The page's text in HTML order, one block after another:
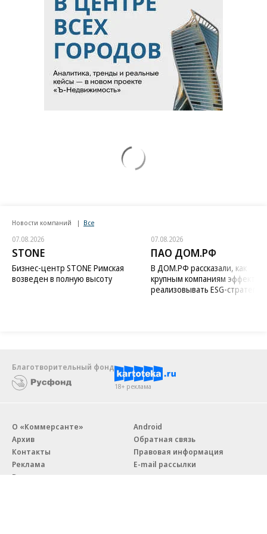
Новости компаний Все
07.08.2026
STONE
Бизнес-центр STONE Римская
возведен в полную высоту
07.08.2026
ПАО ДОМ.РФ
В ДОМ.РФ рассказали, как
крупным компаниям
реализовывать ESG-стратегию
Благотворительный фонд
18+ реклама
О «Коммерсанте»
Архив
Контакты
Реклама
Вакансии
Android
Обратная связь
Правовая информация
E-mail рассылки